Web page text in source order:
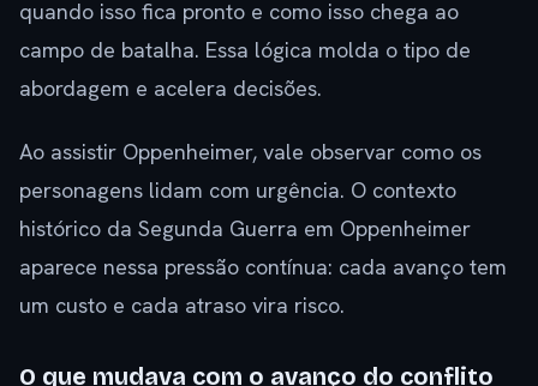
quando isso fica pronto e como isso chega ao
campo de batalha. Essa lógica molda o tipo de
abordagem e acelera decisões.
Ao assistir Oppenheimer, vale observar como os
personagens lidam com urgência. O contexto
histórico da Segunda Guerra em Oppenheimer
aparece nessa pressão contínua: cada avanço tem
um custo e cada atraso vira risco.
O que mudava com o avanço do conflito